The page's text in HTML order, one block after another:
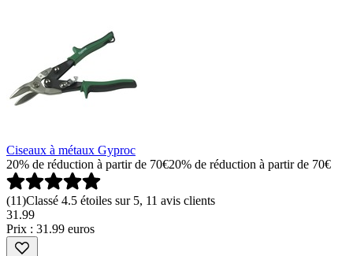
Ciseaux à métaux Gyproc
20% de réduction à partir de 70€20% de réduction à partir de 70€
(11)Classé 4.5 étoiles sur 5, 11 avis clients
31 .99
Prix : 31.99 euros